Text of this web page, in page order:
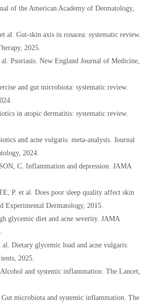
of the American Academy of Dermatology,
al. Gut-skin axis in rosacea: systematic review.
2025.
Psoriasis. New England Journal of Medicine,
and gut microbiota: systematic review.
in atopic dermatitis: systematic review.
and acne vulgaris: meta-analysis. Journal
2024.
C. Inflammation and depression. JAMA
P. et al. Does poor sleep quality affect skin
Experimental Dermatology, 2015.
glycemic diet and acne severity. JAMA
Dietary glycemic load and acne vulgaris:
2025.
and systemic inflammation. The Lancet,
microbiota and systemic inflammation. The